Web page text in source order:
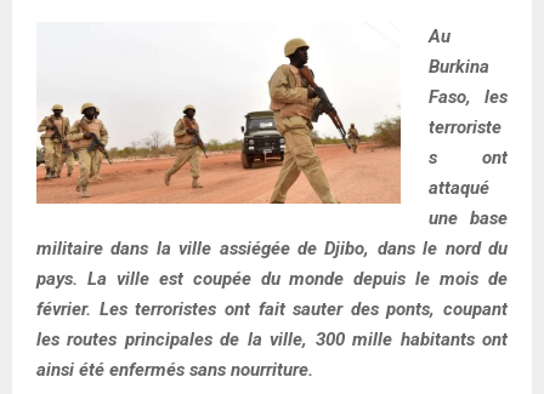
Au
Burkina
Faso, les
terroriste
s ont
attaqué
une base
militaire dans la ville assiégée de Djibo, dans le nord du
pays. La ville est coupée du monde depuis le mois de
février. Les terroristes ont fait sauter des ponts, coupant
les routes principales de la ville, 300 mille habitants ont
ainsi été enfermés sans nourriture.